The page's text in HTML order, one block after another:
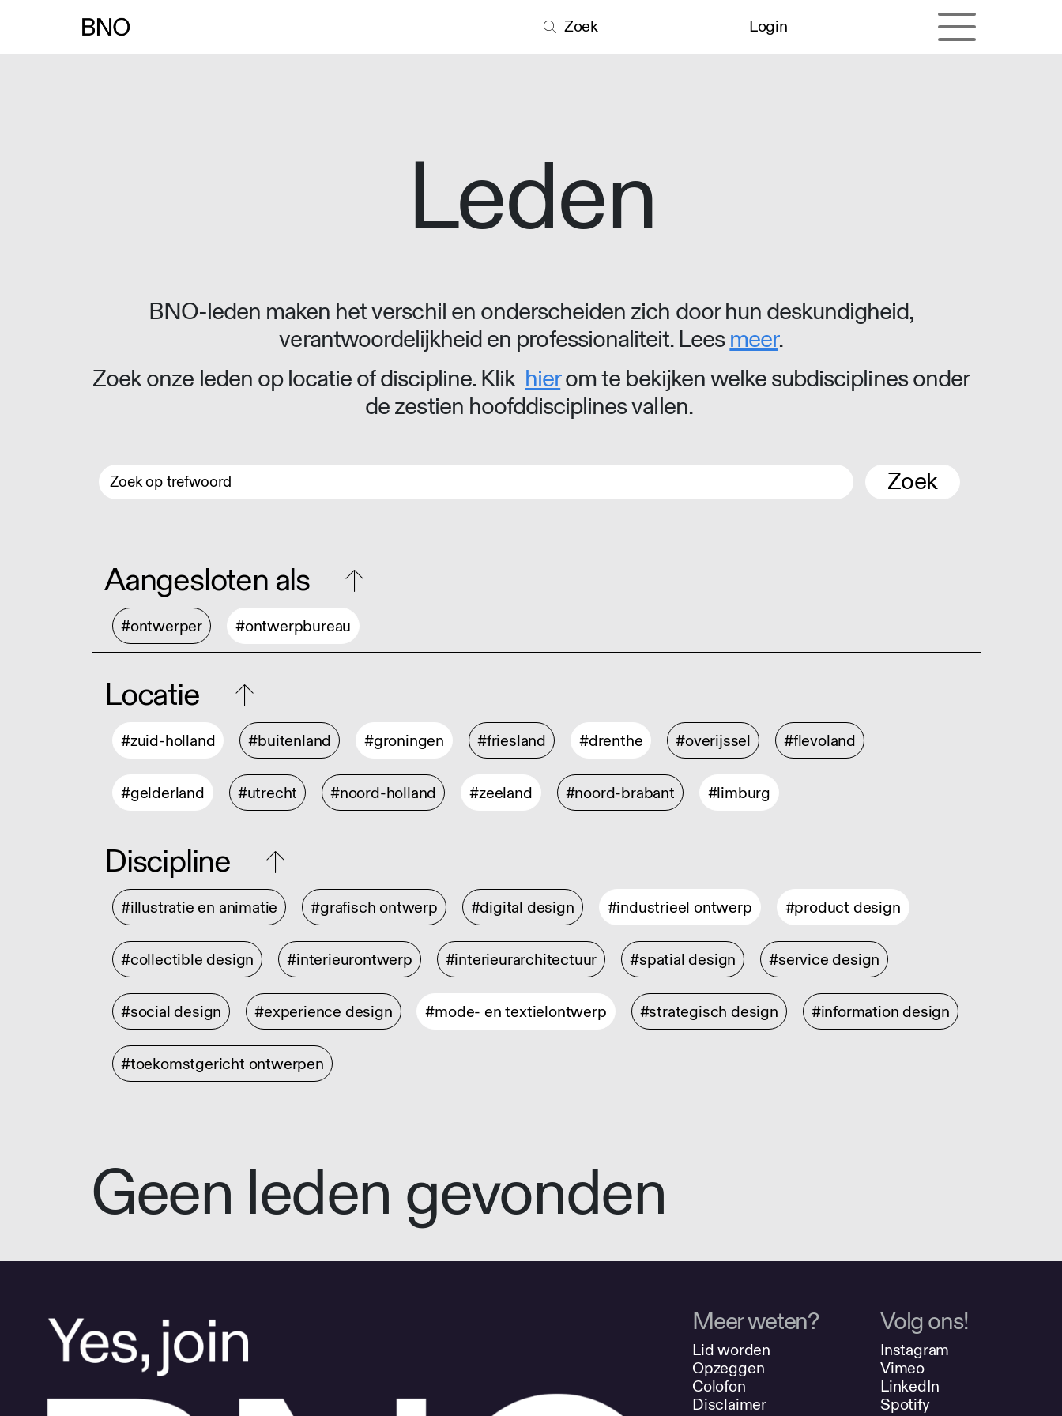
Zoek Login
Leden
BNO-leden maken het verschil en onderscheiden zich door hun deskundigheid,
verantwoordelijkheid en professionaliteit. Leesmeer.
Zoek onze leden op locatie of discipline. Klik hierom te bekijken welke subdisciplines onder
de zestien hoofddisciplines vallen.
Zoek
Aangesloten als
#ontwerper #ontwerpbureau
Locatie
#zuid-holland #buitenland #groningen #friesland #drenthe #overijssel #flevoland
#gelderland #utrecht #noord-holland #zeeland #noord-brabant #limburg
Discipline
#illustratie en animatie #grafisch ontwerp #digital design #industrieel ontwerp #product design
#collectible design #interieurontwerp #interieurarchitectuur #spatial design #service design
#social design #experience design #mode- en textielontwerp #strategisch design #information design
#toekomstgericht ontwerpen
Geen leden gevonden
Meer weten?
Lid worden
Opzeggen
Colofon
Disclaimer
Volg ons!
Instagram
Vimeo
LinkedIn
Spotify